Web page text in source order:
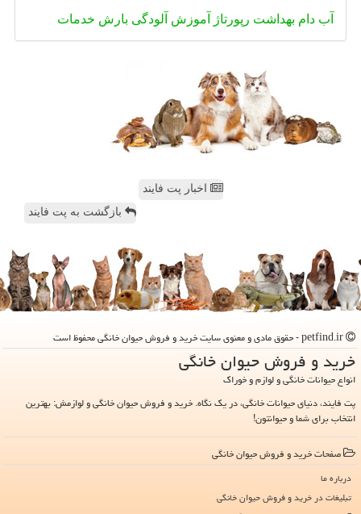
آب دام بهداشت رپورتاژ آموزش آلودگی بارش خدمات
اخبار پت فایند
بازگشت به پت فایند
خرید و فروش حیوان خانگی
انواع حیوانات خانگی و لوازم و خوراک
پت فایند، دنیای حیوانات خانگی، در یک نگاه. خرید و فروش حیوان خانگی و لوازمش: بهترین
انتخاب برای شما و حیوانتون!
صفحات خرید و فروش حیوان خانگی
درباره ما
تبلیغات در خرید و فروش حیوان خانگی